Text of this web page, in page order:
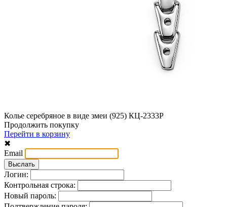
Колье серебряное в виде змеи (925) КЦ-2333Р
Продолжить покупку
Перейти в корзину
✖
Email
Логин:
Контрольная строка:
Новый пароль: